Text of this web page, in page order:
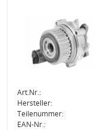
Art.Nr.:
Hersteller:
Teilenummer:
EAN-Nr.: